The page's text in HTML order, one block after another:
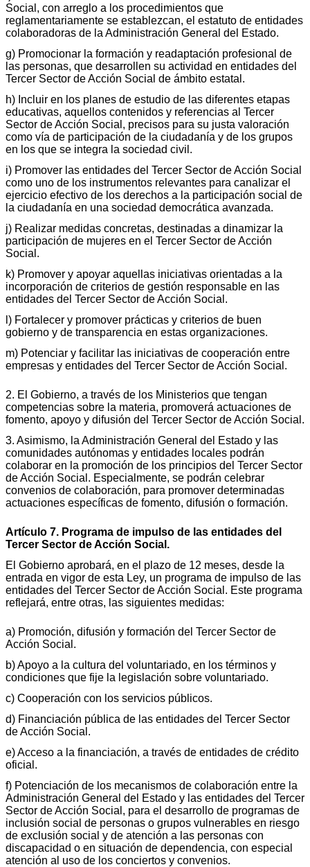
Social, con arreglo a los procedimientos que
reglamentariamente se establezcan, el estatuto de entidades
colaboradoras de la Administración General del Estado.
g) Promocionar la formación y readaptación profesional de
las personas, que desarrollen su actividad en entidades del
Tercer Sector de Acción Social de ámbito estatal.
h) Incluir en los planes de estudio de las diferentes etapas
educativas, aquellos contenidos y referencias al Tercer
Sector de Acción Social, precisos para su justa valoración
como vía de participación de la ciudadanía y de los grupos
en los que se integra la sociedad civil.
i) Promover las entidades del Tercer Sector de Acción Social
como uno de los instrumentos relevantes para canalizar el
ejercicio efectivo de los derechos a la participación social de
la ciudadanía en una sociedad democrática avanzada.
j) Realizar medidas concretas, destinadas a dinamizar la
participación de mujeres en el Tercer Sector de Acción
Social.
k) Promover y apoyar aquellas iniciativas orientadas a la
incorporación de criterios de gestión responsable en las
entidades del Tercer Sector de Acción Social.
l) Fortalecer y promover prácticas y criterios de buen
gobierno y de transparencia en estas organizaciones.
m) Potenciar y facilitar las iniciativas de cooperación entre
empresas y entidades del Tercer Sector de Acción Social.
2. El Gobierno, a través de los Ministerios que tengan
competencias sobre la materia, promoverá actuaciones de
fomento, apoyo y difusión del Tercer Sector de Acción Social.
3. Asimismo, la Administración General del Estado y las
comunidades autónomas y entidades locales podrán
colaborar en la promoción de los principios del Tercer Sector
de Acción Social. Especialmente, se podrán celebrar
convenios de colaboración, para promover determinadas
actuaciones específicas de fomento, difusión o formación.
Artículo 7. Programa de impulso de las entidades del
Tercer Sector de Acción Social.
El Gobierno aprobará, en el plazo de 12 meses, desde la
entrada en vigor de esta Ley, un programa de impulso de las
entidades del Tercer Sector de Acción Social. Este programa
reflejará, entre otras, las siguientes medidas:
a) Promoción, difusión y formación del Tercer Sector de
Acción Social.
b) Apoyo a la cultura del voluntariado, en los términos y
condiciones que fije la legislación sobre voluntariado.
c) Cooperación con los servicios públicos.
d) Financiación pública de las entidades del Tercer Sector
de Acción Social.
e) Acceso a la financiación, a través de entidades de crédito
oficial.
f) Potenciación de los mecanismos de colaboración entre la
Administración General del Estado y las entidades del Tercer
Sector de Acción Social, para el desarrollo de programas de
inclusión social de personas o grupos vulnerables en riesgo
de exclusión social y de atención a las personas con
discapacidad o en situación de dependencia, con especial
atención al uso de los conciertos y convenios.